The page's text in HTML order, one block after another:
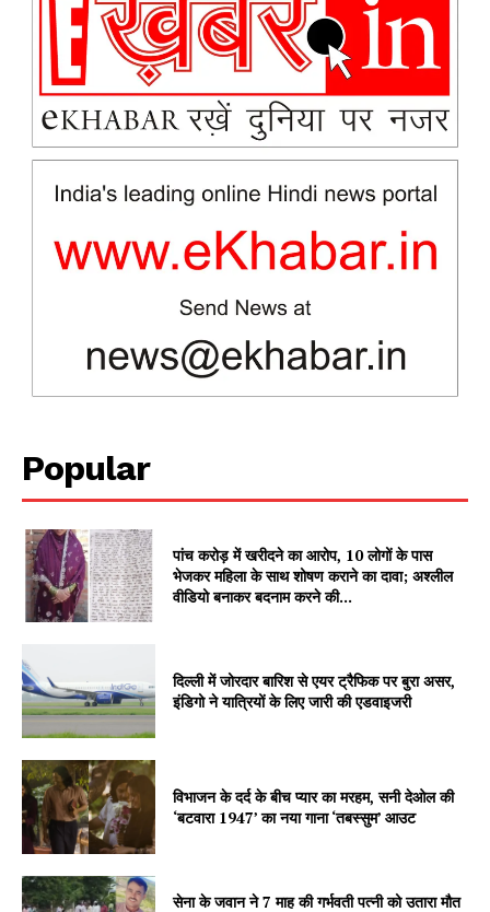
Popular
पांच करोड़ में खरीदने का आरोप, 10 लोगों के पास
भेजकर महिला के साथ शोषण कराने का दावा; अश्लील
वीडियो बनाकर बदनाम करने की...
दिल्ली में जोरदार बारिश से एयर ट्रैफिक पर बुरा असर,
इंडिगो ने यात्रियों के लिए जारी की एडवाइजरी
विभाजन के दर्द के बीच प्यार का मरहम, सनी देओल की
‘बटवारा 1947’ का नया गाना ‘तबस्सुम’ आउट
सेना के जवान ने 7 माह की गर्भवती पत्नी को उतारा मौत